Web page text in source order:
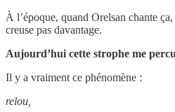
À l’époque, quand Orelsan chante
creuse pas davantage.
Aujourd’hui cette strophe me
Il y a vraiment ce phénomène :
relou,